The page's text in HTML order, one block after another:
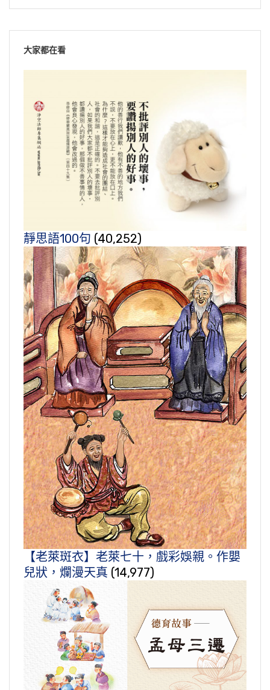
大家都在看
靜思語100句 (40,252)
【老萊斑衣】老萊七十，戲彩娛親。作嬰
兒狀，爛漫天真 (14,977)